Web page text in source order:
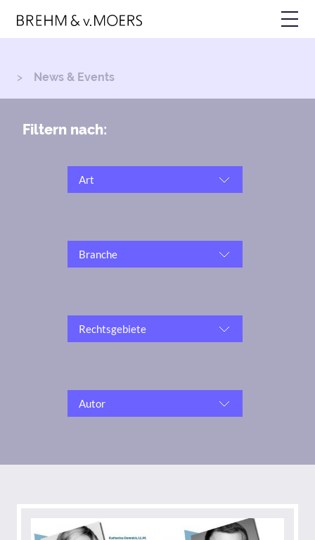
main
Breadcrumb
News & Events
Filtern nach:
Art
Branche
Rechtsgebiete
Autor